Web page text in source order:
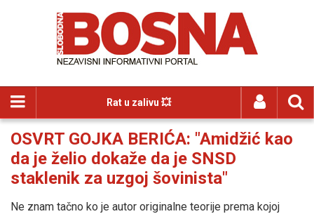
Rat u zalivu 💥
OSVRT GOJKA BERIĆA: "Amidžić kao
da je želio dokaže da je SNSD
staklenik za uzgoj šovinista"
Ne znam tačno ko je autor originalne teorije prema kojoj